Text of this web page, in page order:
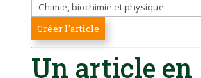
Un article en